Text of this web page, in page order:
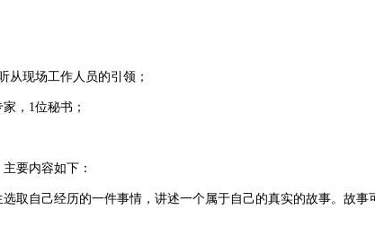
从现场工作人员的引领；
，1位秘书；
要内容如下：
取自己经历的一件事情，讲述一个属于自己的真实的故事。故